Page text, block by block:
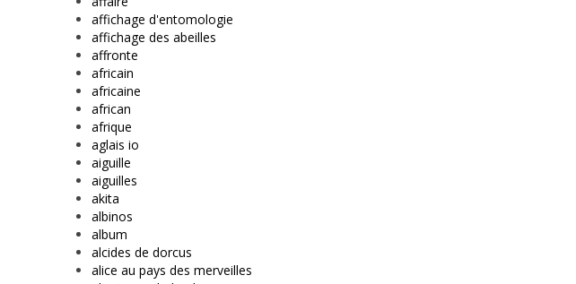
affichage d'entomologie
affichage des abeilles
affronte
africain
africaine
african
afrique
aglais io
aiguille
aiguilles
akita
albinos
album
alcides de dorcus
alice au pays des merveilles